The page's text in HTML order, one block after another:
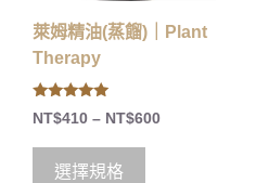
萊姆精油(蒸餾)｜Plant
Therapy
5.00
out of 5
NT$410 – NT$600
選擇規格